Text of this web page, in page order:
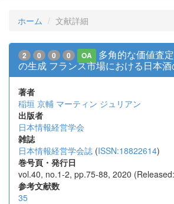
ホーム 文献詳細
2 0 0 0 OA
多角的な価値査
の生成 フランス市場における日本
著者
稲垣 京輔 マーティン ジュリアン
出版者
日本情報経営学会
雑誌
日本情報経営学会誌 (ISSN:18822614)
巻号頁・発行日
vol.40, no.1-2, pp.75-88, 2020
参考文献数
35